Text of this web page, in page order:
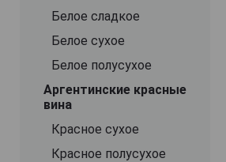
Белое сладкое
Белое сухое
Белое полусухое
Аргентинские красные
вина
Красное сухое
Красное полусухое